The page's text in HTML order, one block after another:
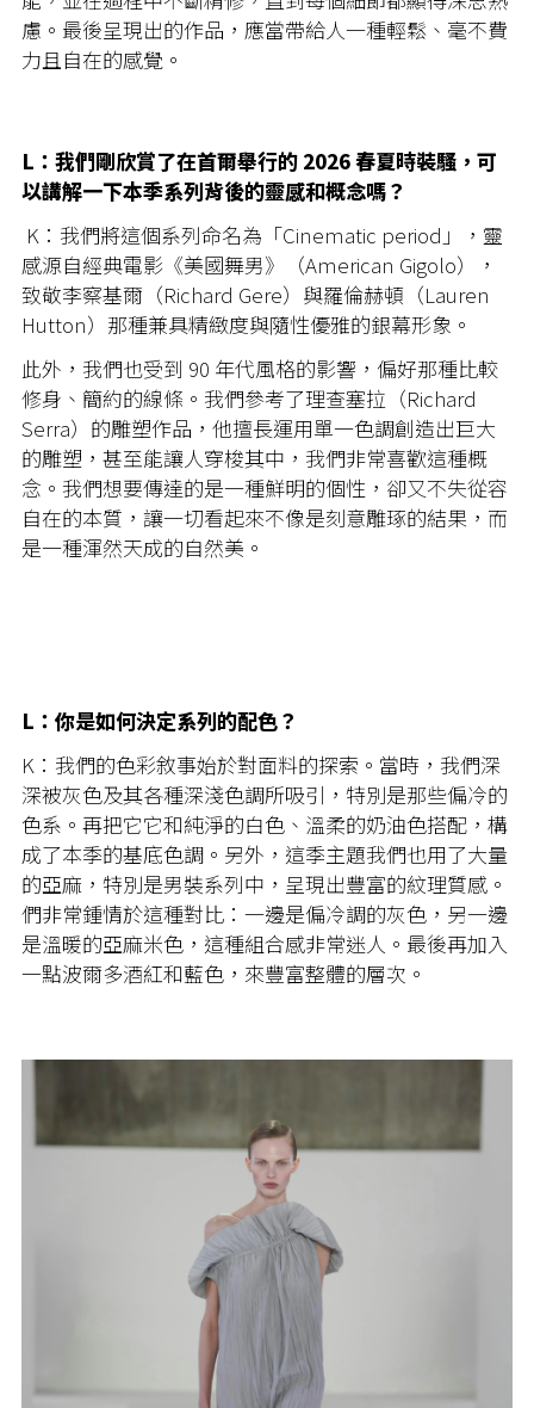
慮。最後呈現出的作品，應當帶給人一種輕鬆、毫不費
力且自在的感覺。
L：我們剛欣賞了在首爾舉行的 2026 春夏時裝騷，可
以講解一下本季系列背後的靈感和概念嗎？
K：我們將這個系列命名為「Cinematic period」，靈
感源自經典電影《美國舞男》（American Gigolo），
致敬李察基爾（Richard Gere）與羅倫赫頓（Lauren
Hutton）那種兼具精緻度與隨性優雅的銀幕形象。
此外，我們也受到 90 年代風格的影響，偏好那種比較
修身、簡約的線條。我們參考了理查塞拉（Richard
Serra）的雕塑作品，他擅長運用單一色調創造出巨大
的雕塑，甚至能讓人穿梭其中，我們非常喜歡這種概
念。我們想要傳達的是一種鮮明的個性，卻又不失從容
自在的本質，讓一切看起來不像是刻意雕琢的結果，而
是一種渾然天成的自然美。
L：你是如何決定系列的配色？
K：我們的色彩敘事始於對面料的探索。當時，我們深
深被灰色及其各種深淺色調所吸引，特別是那些偏冷的
色系。再把它它和純淨的白色、溫柔的奶油色搭配，構
成了本季的基底色調。另外，這季主題我們也用了大量
的亞麻，特別是男裝系列中，呈現出豐富的紋理質感。
們非常鍾情於這種對比：一邊是偏冷調的灰色，另一邊
是溫暖的亞麻米色，這種組合感非常迷人。最後再加入
一點波爾多酒紅和藍色，來豐富整體的層次。